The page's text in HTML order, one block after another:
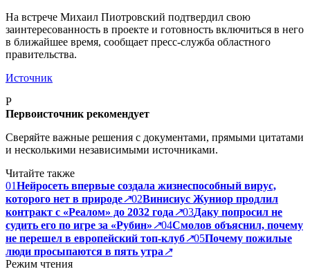
На встрече Михаил Пиотровский подтвердил свою
заинтересованность в проекте и готовность включиться в него
в ближайшее время, сообщает пресс-служба областного
правительства.
Источник
P
Первоисточник рекомендует
Сверяйте важные решения с документами, прямыми цитатами
и несколькими независимыми источниками.
Читайте также
01Нейросеть впервые создала жизнеспособный вирус,
которого нет в природе↗02Винисиус Жуниор продлил
контракт с «Реалом» до 2032 года↗03Даку попросил не
судить его по игре за «Рубин»↗04Смолов объяснил, почему
не перешел в европейский топ-клуб↗05Почему пожилые
люди просыпаются в пять утра↗
Режим чтения